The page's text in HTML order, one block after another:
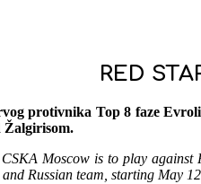
RED
protivnika Top 8 faze
Žalgirisom.
Moscow is to play
Russian team, starting May